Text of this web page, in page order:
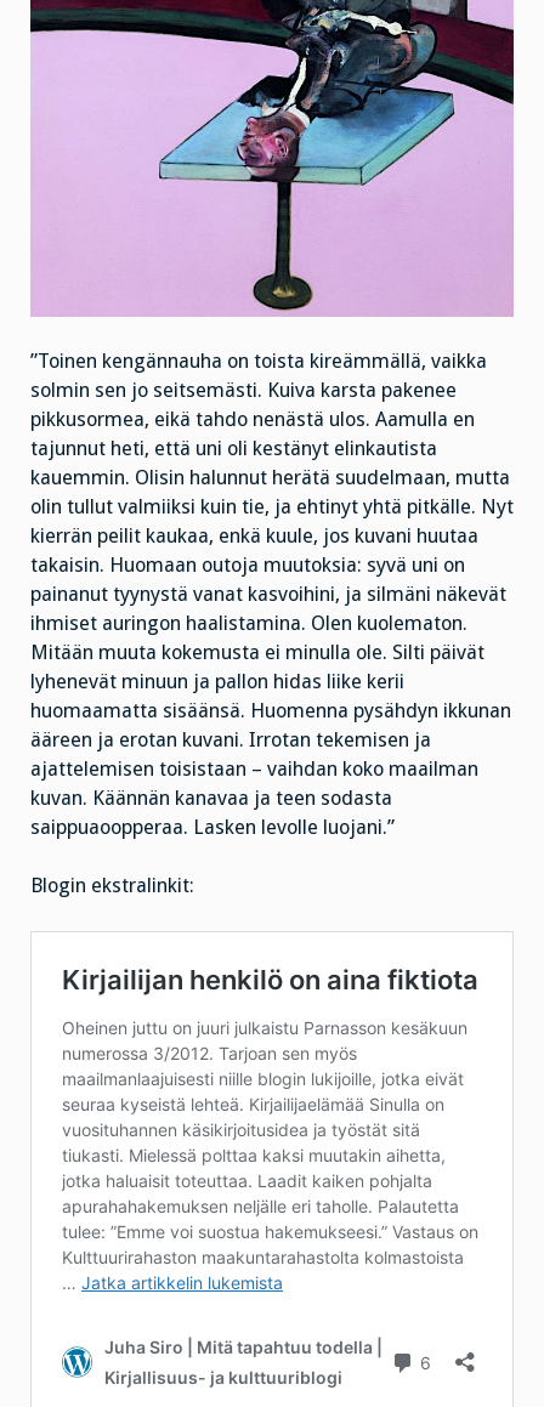
”Toinen kengännauha on toista kireämmällä, vaikka
solmin sen jo seitsemästi. Kuiva karsta pakenee
pikkusormea, eikä tahdo nenästä ulos. Aamulla en
tajunnut heti, että uni oli kestänyt elinkautista
kauemmin. Olisin halunnut herätä suudelmaan, mutta
olin tullut valmiiksi kuin tie, ja ehtinyt yhtä pitkälle. Nyt
kierrän peilit kaukaa, enkä kuule, jos kuvani huutaa
takaisin. Huomaan outoja muutoksia: syvä uni on
painanut tyynystä vanat kasvoihini, ja silmäni näkevät
ihmiset auringon haalistamina. Olen kuolematon.
Mitään muuta kokemusta ei minulla ole. Silti päivät
lyhenevät minuun ja pallon hidas liike kerii
huomaamatta sisäänsä. Huomenna pysähdyn ikkunan
ääreen ja erotan kuvani. Irrotan tekemisen ja
ajattelemisen toisistaan – vaihdan koko maailman
kuvan. Käännän kanavaa ja teen sodasta
saippuaoopperaa. Lasken levolle luojani.”
Blogin ekstralinkit: